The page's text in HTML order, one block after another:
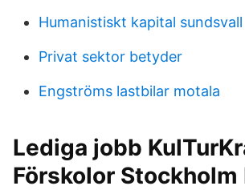
Humanistiskt kapital sundsvall
Privat sektor betyder
Engströms lastbilar motala
Lediga jobb
Förskolor Stockholm